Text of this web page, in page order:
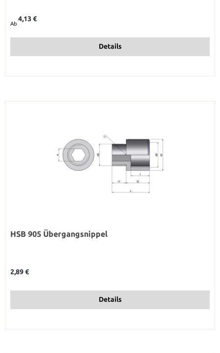
Ab
4,13 €
Details
HSB 905 Übergangsnippel
2,89 €
Details